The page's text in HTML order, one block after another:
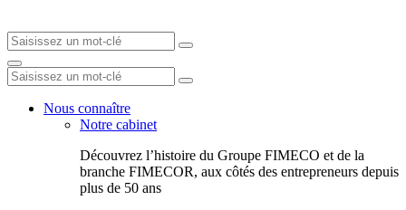
Nous connaître
Notre cabinet
Découvrez l’histoire du Groupe FIMECO et de la
branche FIMECOR, aux côtés des entrepreneurs depuis
plus de 50 ans